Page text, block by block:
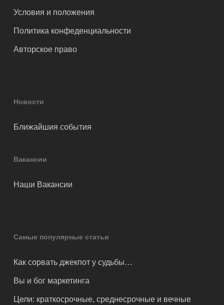
Условия и положения
Политика конфеденциальности
Авторское право
Новости
Ближайшия события
Вакансии
Наши Вакансии
Самые популярные статьи
Как сорвать джекпот у судьбы…
Вы и бог маркетинга
Цели: краткосрочные, среднесрочные и вечные